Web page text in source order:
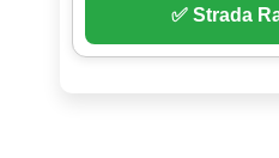
✅ Strada